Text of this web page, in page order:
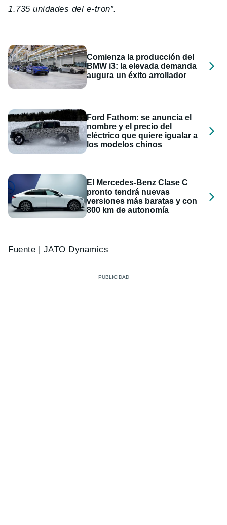
1.735 unidades del e-tron”.
Comienza la producción del
BMW i3: la elevada demanda
augura un éxito arrollador
Ford Fathom: se anuncia el
nombre y el precio del
eléctrico que quiere igualar a
los modelos chinos
El Mercedes-Benz Clase C
pronto tendrá nuevas
versiones más baratas y con
800 km de autonomía
Fuente | JATO Dynamics